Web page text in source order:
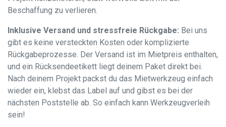
Beschaffung zu verlieren.
Inklusive Versand und stressfreie Rückgabe: Bei uns
gibt es keine versteckten Kosten oder komplizierte
Rückgabeprozesse. Der Versand ist im Mietpreis enthalten,
und ein Rücksendeetikett liegt deinem Paket direkt bei.
Nach deinem Projekt packst du das Mietwerkzeug einfach
wieder ein, klebst das Label auf und gibst es bei der
nächsten Poststelle ab. So einfach kann Werkzeugverleih
sein!